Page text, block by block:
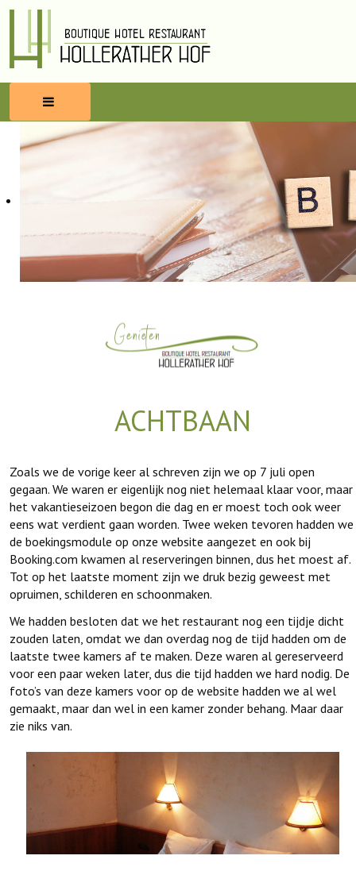
HOME
WELLNESS
ACHTBAAN
Zoals we de vorige keer al schreven zijn we op 7 juli open
gegaan. We waren er eigenlijk nog niet helemaal klaar voor, maar
het vakantieseizoen begon die dag en er moest toch ook weer
eens wat verdient gaan worden. Twee weken tevoren hadden we
de boekingsmodule op onze website aangezet en ook bij
Booking.com kwamen al reserveringen binnen, dus het moest af.
Tot op het laatste moment zijn we druk bezig geweest met
opruimen, schilderen en schoonmaken.
We hadden besloten dat we het restaurant nog een tijdje dicht
zouden laten, omdat we dan overdag nog de tijd hadden om de
laatste twee kamers af te maken. Deze waren al gereserveerd
voor een paar weken later, dus die tijd hadden we hard nodig. De
foto’s van deze kamers voor op de website hadden we al wel
gemaakt, maar dan wel in een kamer zonder behang. Maar daar
zie niks van.